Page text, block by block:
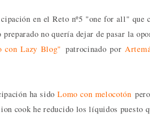
en el Reto nº5 "one for all" que
no quería dejar de pasar la
con Lazy Blog" patrocinado por
ha sidoLomo con melocotón
cook he reducido los líquidos puesto